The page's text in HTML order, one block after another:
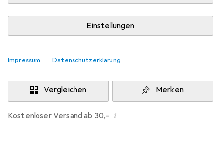
Einstellungen
Impressum Datenschutzerklärung
Lieferort angeben für genaue Lieferzeit
In den Warenkorb
Vergleichen Merken
Kostenloser Versand ab 30,– i